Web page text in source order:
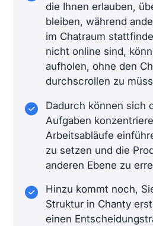
die Ihnen erlauben,
bleiben, während
im Chatraum
nicht online sind,
aufholen, ohne den
durchscrollen zu
Dadurch können sich
Aufgaben
Arbeitsabläufe
zu setzen und die
anderen Ebene zu
Hinzu kommt noch,
Struktur in Chanty
einen